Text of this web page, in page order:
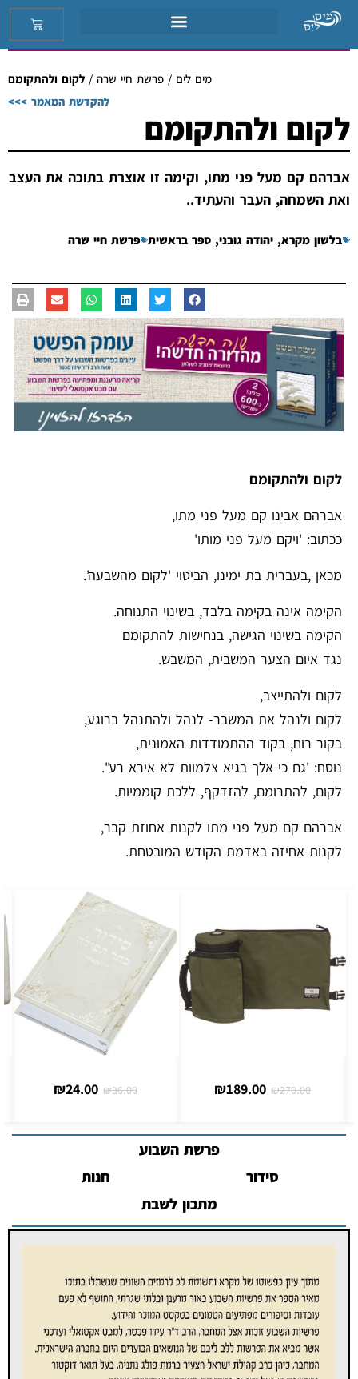
מים לים / פרשת חיי שרה / לקום ולהתקומם
להקדשת המאמר >>>
לקום ולהתקומם
אברהם קם מעל פני מתו, וקימה זו אוצרת בתוכה את העצב
ואת השמחה, העבר והעתיד..
בלשון מקרא, יהודה גובני, ספר בראשית פרשת חיי שרה
לקום ולהתקומם
אברהם אבינו קם מעל פני מתו,
ככתוב: 'ויקם מעל פני מותו'
מכאן ,בעברית בת ימינו, הביטוי 'לקום מהשבעה'.
הקימה אינה בקימה בלבד, בשינוי התנוחה.
הקימה בשינוי הגישה, בנחישות להתקומם
נגד איום הצער המשבית, המשבש.
לקום ולהתייצב,
לקום ולנהל את המשבר- לנהל ולהתנהל ברוגע,
בקור רוח, בקוד ההתמודדות האמונית,
נוסח: 'גם כי אלך בגיא צלמוות לא אירא רע".
לקום, להתרומם, להזדקף, ללכת קוממיות.
אברהם קם מעל פני מתו לקנות אחוזת קבר,
לקנות אחיזה באדמת הקודש המובטחת.
₪270.00
₪189.00
₪36.00
₪24.00
פרשת השבוע
סידור
חנות
מתכון לשבת